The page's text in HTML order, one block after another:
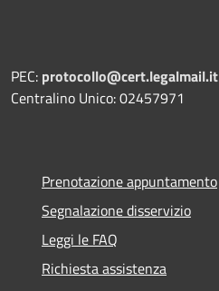
PEC: protocollo@cert.legalmail.it
Centralino Unico: 02457971
Prenotazione appuntamento
Segnalazione disservizio
Leggi le FAQ
Richiesta assistenza